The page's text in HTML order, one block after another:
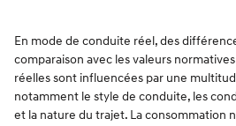
En mode de conduite réel, des
comparaison avec les valeurs
réelles sont influencées par une
notamment le style de conduite, les
et la nature du trajet. La consommation